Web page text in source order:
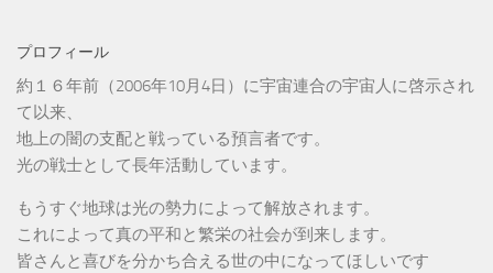
プロフィール
約１６年前（2006年10月4日）に宇宙連合の宇宙人に啓示され
て以来、
地上の闇の支配と戦っている預言者です。
光の戦士として長年活動しています。
もうすぐ地球は光の勢力によって解放されます。
これによって真の平和と繁栄の社会が到来します。
皆さんと喜びを分かち合える世の中になってほしいです